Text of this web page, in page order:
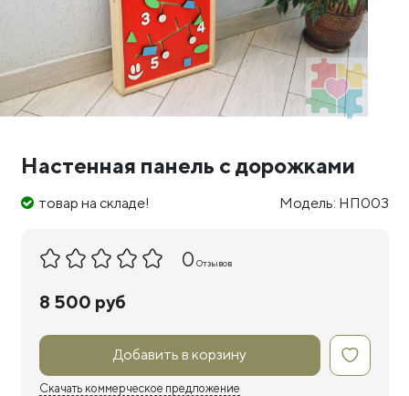
Настенная панель с дорожками
товар на складе! Модель: НП003
0 Отзывов
8 500 руб
Добавить в корзину
Скачать коммерческое предложение